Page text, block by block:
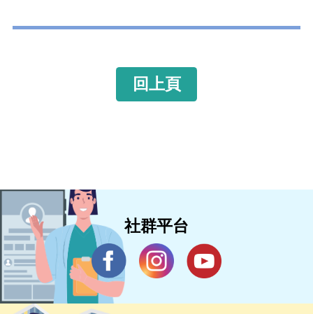
回上頁
社群平台